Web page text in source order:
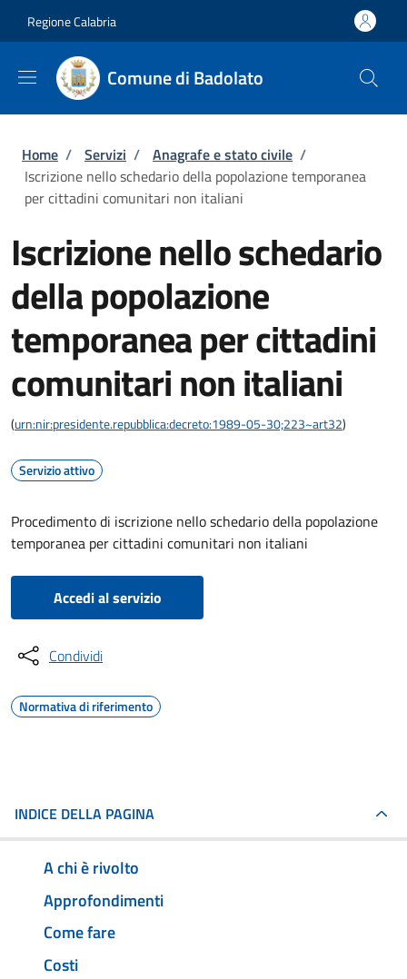
Regione Calabria
Comune di Badolato
Briciole di pane
Home / Servizi / Anagrafe e stato civile /
Iscrizione nello schedario della popolazione temporanea
per cittadini comunitari non italiani
Iscrizione nello schedario
della popolazione
temporanea per cittadini
comunitari non italiani
(urn:nir:presidente.repubblica:decreto:1989-05-30;223~art32)
Servizio attivo
Procedimento di iscrizione nello schedario della popolazione
temporanea per cittadini comunitari non italiani
Accedi al servizio
Condividi
Normativa di riferimento
INDICE DELLA PAGINA
A chi è rivolto
Approfondimenti
Come fare
Costi